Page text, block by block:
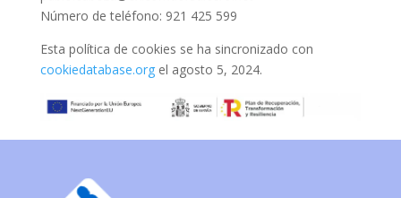
Número de teléfono: 921 425 599
Esta política de cookies se ha sincronizado con
cookiedatabase.orgel agosto 5, 2024.